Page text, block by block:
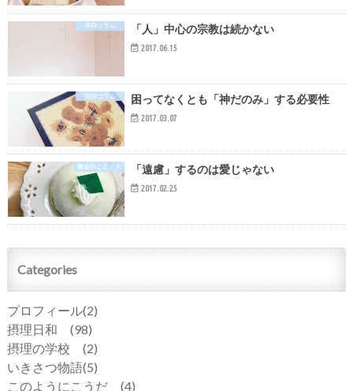
信仰コラム 「人」中心の宗教は続かない
2017.06.15
信仰コラム 困ってなくとも「神だのみ」する必要性
2017.03.07
教会のこと・人 「遠慮」するのは愛じゃない
2017.02.25
Categories
プロフィール(2)
摂理日和 (98)
摂理の学校 (2)
いきさつ物語(5)
このようにこうだ (4)